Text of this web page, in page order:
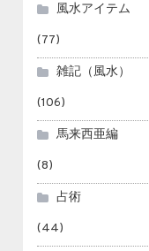
風水アイテム
(77)
雑記（風水）
(106)
馬来西亜編
(8)
占術
(44)